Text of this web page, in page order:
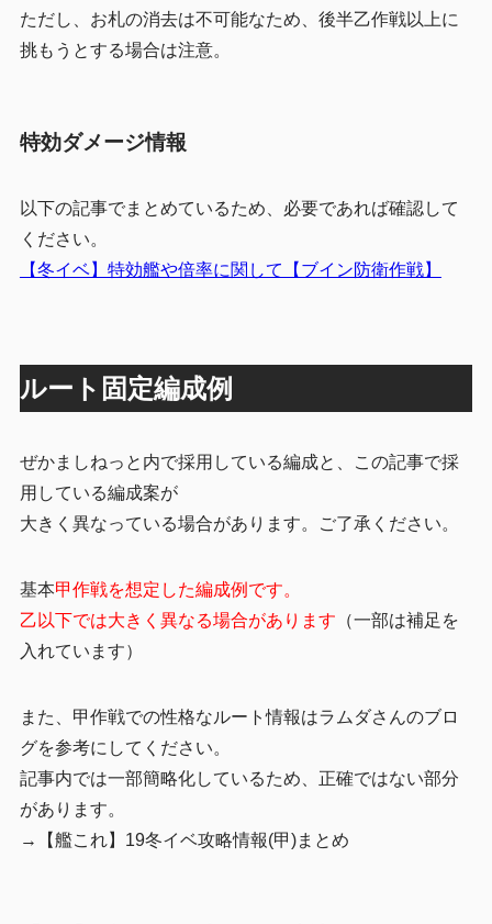
ただし、お札の消去は不可能なため、後半乙作戦以上に
挑もうとする場合は注意。
特効ダメージ情報
以下の記事でまとめているため、必要であれば確認して
ください。
【冬イベ】特効艦や倍率に関して【ブイン防衛作戦】
ルート固定編成例
ぜかましねっと内で採用している編成と、この記事で採
用している編成案が
大きく異なっている場合があります。ご了承ください。
基本甲作戦を想定した編成例です。
乙以下では大きく異なる場合があります （一部は補足を
入れています）
また、甲作戦での性格なルート情報はラムダさんのブロ
グを参考にしてください。
記事内では一部簡略化しているため、正確ではない部分
があります。
→【艦これ】19冬イベ攻略情報(甲)まとめ